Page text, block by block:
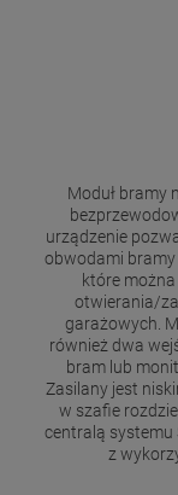
Moduł bramy
urządzenie
obwodami
które
otwierania/
garażowych.
również dwa
bram lub
Zasilany jest
w szafie
centralą systemu
z